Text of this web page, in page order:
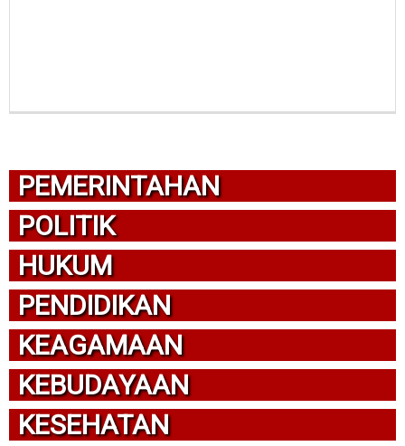
PEMERINTAHAN
POLITIK
HUKUM
PENDIDIKAN
KEAGAMAAN
KEBUDAYAAN
KESEHATAN